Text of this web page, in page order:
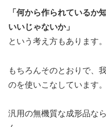
「何から作られているか
いいじゃないか」
という考え方もあります。
もちろんそのとおりで、
のを使いこなしています。
汎用の無機質な成形品な